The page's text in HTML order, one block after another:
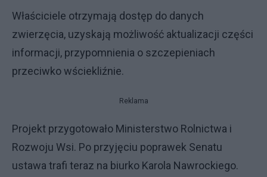
Właściciele otrzymają dostęp do danych
zwierzęcia, uzyskają możliwość aktualizacji części
informacji, przypomnienia o szczepieniach
przeciwko wściekliźnie.
Reklama
Projekt przygotowało Ministerstwo Rolnictwa i
Rozwoju Wsi. Po przyjęciu poprawek Senatu
ustawa trafi teraz na biurko Karola Nawrockiego.